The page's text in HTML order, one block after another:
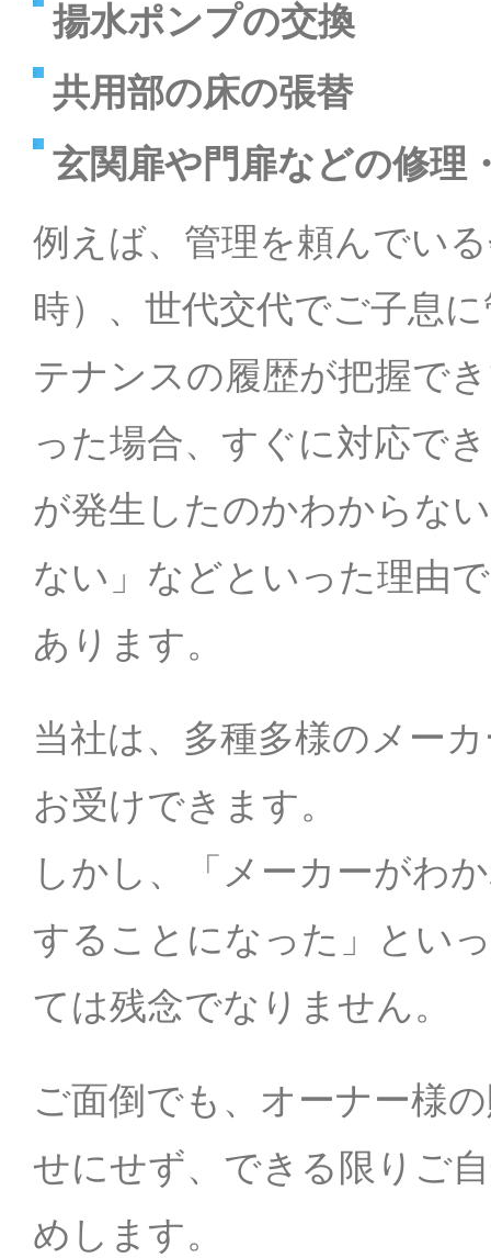
揚水ポンプの交換
共用部の床の張替
玄関扉や門扉などの修理
例えば、管理を頼んでい
時）、世代交代でご子息
テナンスの履歴が把握で
った場合、すぐに対応で
が発生したのかわからな
ない」などといった理由
あります。
当社は、多種多様のメー
お受けできます。
しかし、「メーカーがわ
することになった」とい
ては残念でなりません。
ご面倒でも、オーナー様
せにせず、できる限りご
めします。